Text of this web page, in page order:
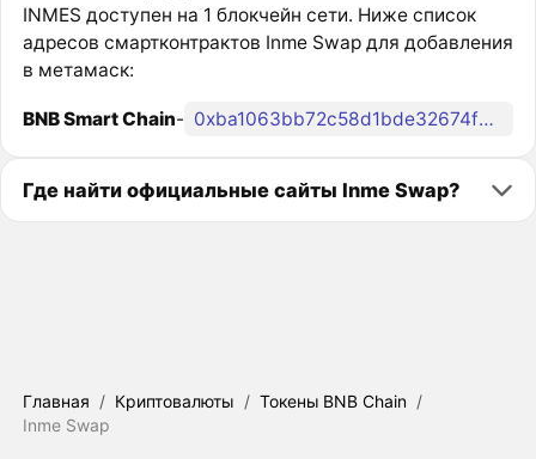
INMES доступен на 1 блокчейн сети. Ниже список
адресов смартконтрактов Inme Swap для добавления
в метамаск:
BNB Smart Chain- 0xba1063bb72c58d1bde32674fad22174f46837c72
Где найти официальные сайты Inme Swap?
Главная / Криптовалюты / Токены BNB Chain /
Inme Swap